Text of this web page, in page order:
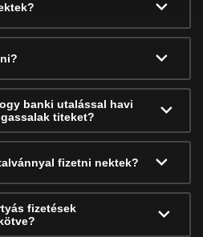
banki utalással havi
titeket?
fizetni nektek?
fizetések